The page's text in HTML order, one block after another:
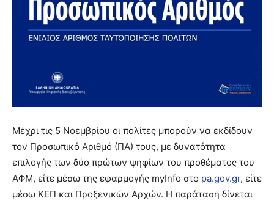
Μέχρι τις 5 Νοεμβρίου οι πολίτες μπορούν να εκδίδουν
τον Προσωπικό Αριθμό (ΠΑ) τους, με δυνατότητα
επιλογής των δύο πρώτων ψηφίων του προθέματος του
ΑΦΜ, είτε μέσω της εφαρμογής myInfo στο pa.gov.gr, είτε
μέσω ΚΕΠ και Προξενικών Αρχών. Η παράταση δίνεται